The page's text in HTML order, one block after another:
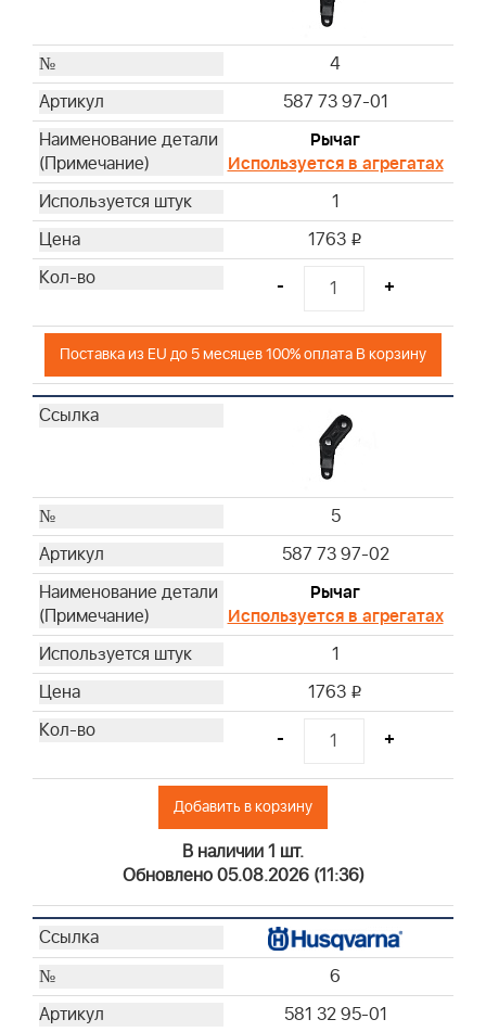
4
587 73 97-01
Рычаг
Используется в агрегатах
1
1763 i
- +
Поставка из EU до 5 месяцев 100% оплата В корзину
5
587 73 97-02
Рычаг
Используется в агрегатах
1
1763 i
- +
Добавить в корзину
В наличии 1 шт.
Обновлено 05.08.2026 (11:36)
6
581 32 95-01